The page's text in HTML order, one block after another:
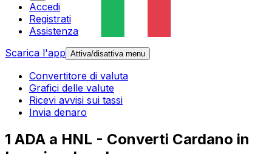
Accedi
Registrati
Assistenza
Scarica l'app Attiva/disattiva menu
Convertitore di valuta
Grafici delle valute
Ricevi avvisi sui tassi
Invia denaro
1 ADA a HNL - Converti Cardano in